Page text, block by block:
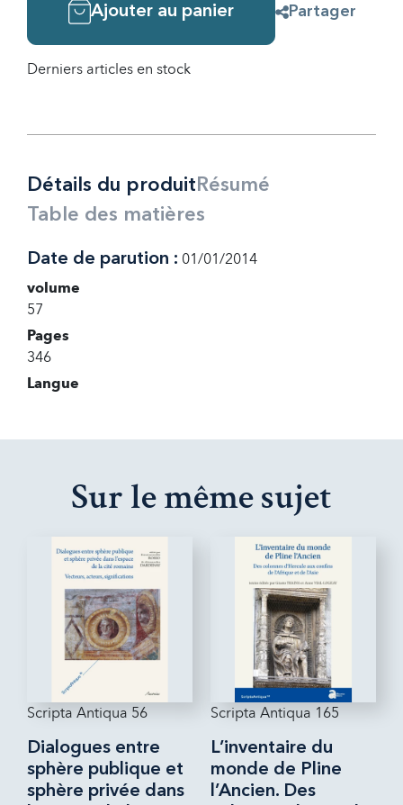
Ajouter au panier Partager
Derniers articles en stock
Détails du produit Résumé
Table des matières
Date de parution : 01/01/2014
volume
57
Pages
346
Langue
Sur le même sujet
Scripta Antiqua 56
Dialogues entre
sphère publique et
sphère privée dans
Scripta Antiqua 165
L’inventaire du
monde de Pline
l’Ancien. Des